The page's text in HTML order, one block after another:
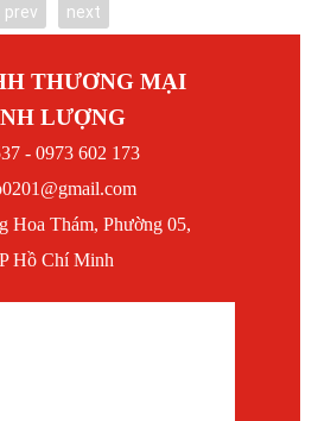
prev next
THƯƠNG MẠI
LƯỢNG
- 0973 602 173
Hoa Thám, Phường 05,
Hồ Chí Minh